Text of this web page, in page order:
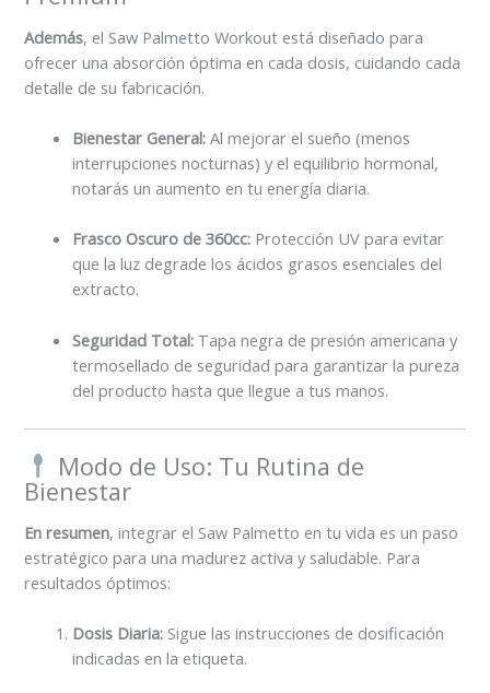
Además, el Saw Palmetto Workout está diseñado para
ofrecer una absorción óptima en cada dosis, cuidando cada
detalle de su fabricación.
Bienestar General: Al mejorar el sueño (menos
interrupciones nocturnas) y el equilibrio hormonal,
notarás un aumento en tu energía diaria.
Frasco Oscuro de 360cc: Protección UV para evitar
que la luz degrade los ácidos grasos esenciales del
extracto.
Seguridad Total: Tapa negra de presión americana y
termosellado de seguridad para garantizar la pureza
del producto hasta que llegue a tus manos.
Modo de Uso: Tu Rutina de
Bienestar
En resumen, integrar el Saw Palmetto en tu vida es un paso
estratégico para una madurez activa y saludable. Para
resultados óptimos:
Dosis Diaria: Sigue las instrucciones de dosificación
indicadas en la etiqueta.